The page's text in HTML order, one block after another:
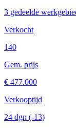
3 gedeelde
Verkocht
140
Gem. prijs
€ 477.000
Verkooptijd
24 dgn (-13)